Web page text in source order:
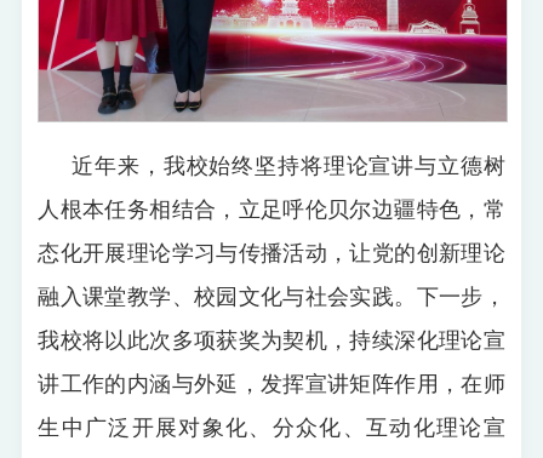
近年来，我校始终坚持将理论宣讲与立德树
人根本任务相结合，立足呼伦贝尔边疆特色，常
态化开展理论学习与传播活动，让党的创新理论
融入课堂教学、校园文化与社会实践。下一步，
我校将以此次多项获奖为契机，持续深化理论宣
讲工作的内涵与外延，发挥宣讲矩阵作用，在师
生中广泛开展对象化、分众化、互动化理论宣